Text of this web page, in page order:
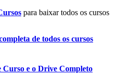
para baixar todos os cursos
de todos os cursos
Curso e o Drive Completo